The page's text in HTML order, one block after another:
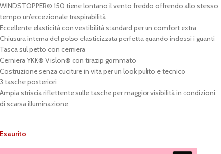
WINDSTOPPER® 150 tiene lontano il vento freddo offrendo allo stesso
tempo un’eccezionale traspirabilità
Eccellente elasticità con vestibilità standard per un comfort extra
Chiusura interna del polso elasticizzata perfetta quando indossi i guanti
Tasca sul petto con cerniera
Cerniera YKK® Vislon® con tirazip gommato
Costruzione senza cuciture in vita per un look pulito e tecnico
3 tasche posteriori
Ampia striscia riflettente sulle tasche per maggior visibilità in condizioni
di scarsa illuminazione
Esaurito